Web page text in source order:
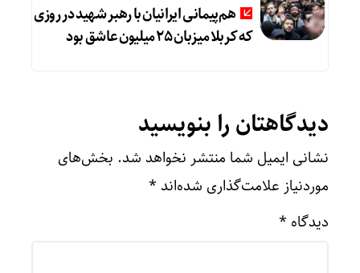
هم‌پیمانی ایرانیان با رهبر شهید در روزی
که کربلا میزبان ۲۵ میلیون عاشق بود
دیدگاهتان را بنویسید
نشانی ایمیل شما منتشر نخواهد شد. بخش‌های
موردنیاز علامت‌گذاری شده‌اند *
دیدگاه *